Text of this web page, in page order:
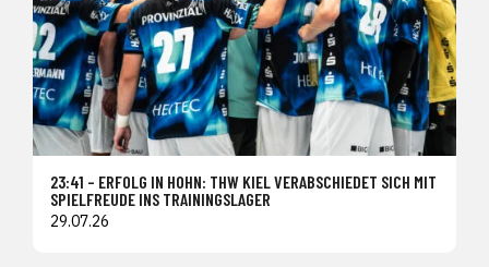
23:41 – ERFOLG IN HOHN: THW KIEL VERABSCHIEDET SICH MIT
SPIELFREUDE INS TRAININGSLAGER
29.07.26